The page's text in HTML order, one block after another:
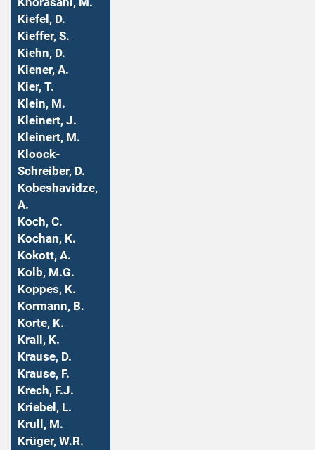
Kiefel, D.
Kieffer, S.
Kiehn, D.
Kiener, A.
Kier, T.
Klein, M.
Kleinert, J.
Kleinert, M.
Kloock-
Schreiber, D.
Kobeshavidze,
A.
Koch, C.
Kochan, K.
Kokott, A.
Kolb, M.G.
Koppes, K.
Kormann, B.
Korte, K.
Krall, K.
Krause, D.
Krause, F.
Krech, F.J.
Kriebel, L.
Krull, M.
Krüger, W.R.